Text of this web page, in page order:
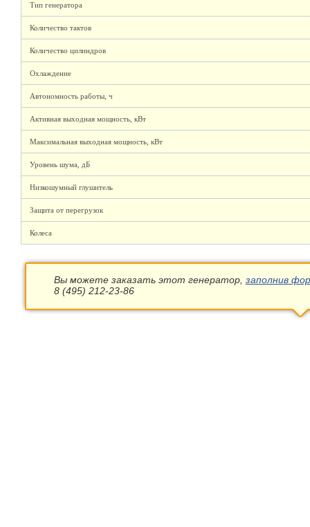
Тип генератора
Количество тактов
Количество цилиндров
Охлаждение
Автономность работы, ч
Активная выходная мощность, кВт
Максимальная выходная мощность, кВт
Уровень шума, дБ
Низкошумный глушитель
Защита от перегрузок
Колеса
Вы можете заказать этот генератор, заполнив
8 (495) 212-23-86